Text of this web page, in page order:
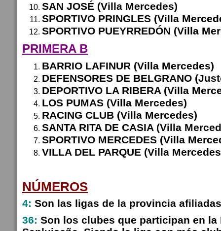
SAN JOSÉ (Villa Mercedes)
SPORTIVO PRINGLES (Villa
SPORTIVO PUEYRREDÓN (Villa
PRIMERA B
BARRIO LAFINUR (Villa Mercedes)
DEFENSORES DE BELGRANO
DEPORTIVO LA RIBERA (Villa
LOS PUMAS (Villa Mercedes)
RACING CLUB (Villa Mercedes)
SANTA RITA DE CASIA (Villa
SPORTIVO MERCEDES (Villa
VILLA DEL PARQUE (Villa
NÚMEROS
4: Son las ligas de la provincia
36: Son los clubes que participan en la